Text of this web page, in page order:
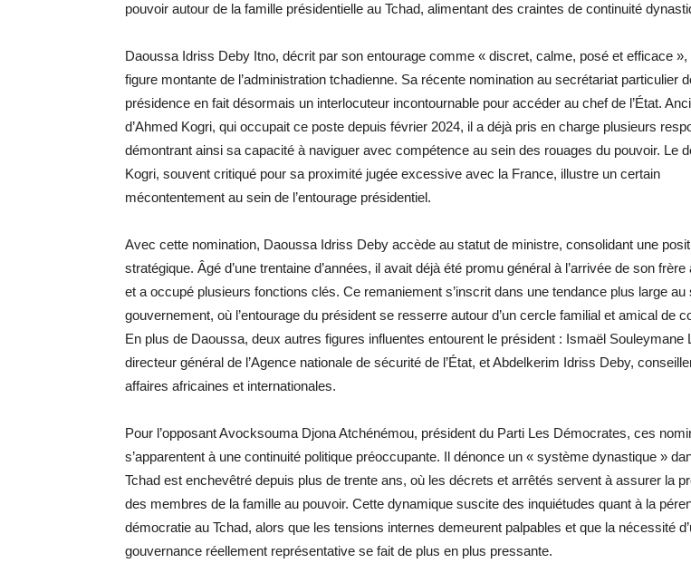
pouvoir autour de la famille présidentielle au Tchad, alimentant des craintes de continuité
Daoussa Idriss Deby Itno, décrit par son entourage comme « discret, calme, posé et efficace »,
figure montante de l’administration tchadienne. Sa récente nomination au secrétariat particulier
présidence en fait désormais un interlocuteur incontournable pour accéder au chef de l’État.
d’Ahmed Kogri, qui occupait ce poste depuis février 2024, il a déjà pris en charge plusieurs
démontrant ainsi sa capacité à naviguer avec compétence au sein des rouages du pouvoir. Le
Kogri, souvent critiqué pour sa proximité jugée excessive avec la France, illustre un certain
mécontentement au sein de l’entourage présidentiel.
Avec cette nomination, Daoussa Idriss Deby accède au statut de ministre, consolidant une
stratégique. Âgé d’une trentaine d’années, il avait déjà été promu général à l’arrivée de son frère
et a occupé plusieurs fonctions clés. Ce remaniement s’inscrit dans une tendance plus large au
gouvernement, où l’entourage du président se resserre autour d’un cercle familial et amical de
En plus de Daoussa, deux autres figures influentes entourent le président : Ismaël Souleymane
directeur général de l’Agence nationale de sécurité de l’État, et Abdelkerim Idriss Deby,
affaires africaines et internationales.
Pour l’opposant Avocksouma Djona Atchénémou, président du Parti Les Démocrates, ces
s’apparentent à une continuité politique préoccupante. Il dénonce un « système dynastique »
Tchad est enchevêtré depuis plus de trente ans, où les décrets et arrêtés servent à assurer la
des membres de la famille au pouvoir. Cette dynamique suscite des inquiétudes quant à la
démocratie au Tchad, alors que les tensions internes demeurent palpables et que la nécessité
gouvernance réellement représentative se fait de plus en plus pressante.